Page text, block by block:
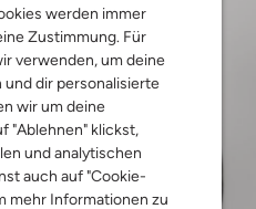
werden immer
Zustimmung. Für
verwenden, um deine
und dir personalisierte
wir um deine
"Ablehnen" klickst,
und analytischen
auch auf "Cookie-
mehr Informationen zu